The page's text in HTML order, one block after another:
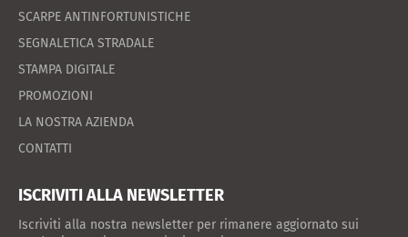
SCARPE ANTINFORTUNISTICHE
SEGNALETICA STRADALE
STAMPA DIGITALE
PROMOZIONI
LA NOSTRA AZIENDA
CONTATTI
ISCRIVITI ALLA NEWSLETTER
Iscriviti alla nostra newsletter per rimanere aggiornato sui